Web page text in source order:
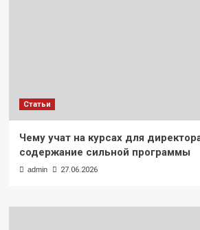
Статьи
Чему учат на курсах для
содержание сильной программы
admin 27.06.2026